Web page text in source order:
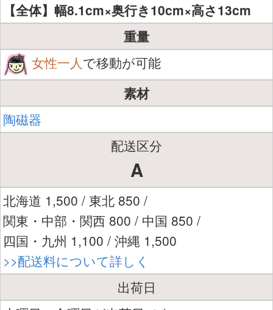
【全体】幅8.1cm×奥行き10cm×高さ13cm
重量
女性一人で移動が可能
素材
陶磁器
配送区分
A
北海道 1,500 / 東北 850 /
関東・中部・関西 800 / 中国 850 /
四国・九州 1,100 / 沖縄 1,500
>>配送料について詳しく
出荷日